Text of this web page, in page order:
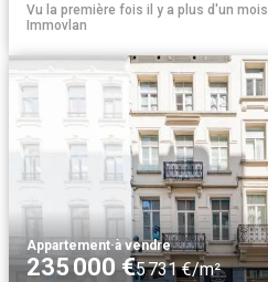
Vu la première fois il y a plus d'un mois
Immovlan
Appartement·à vendre
235 000 €5 731 €/m²